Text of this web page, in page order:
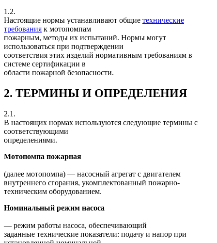
1.2.
Настоящие нормы устанавливают общие технические
требования к мотопомпам
пожарным, методы их испытаний. Нормы могут
использоваться при подтверждении
соответствия этих изделий нормативным требованиям в
системе сертификации в
области пожарной безопасности.
2. ТЕРМИНЫ И ОПРЕДЕЛЕНИЯ
2.1.
В настоящих нормах используются следующие термины с
соответствующими
определениями.
Мотопомпа пожарная
(далее мотопомпа) — насосный агрегат с двигателем
внутреннего сгорания, укомплектованный пожарно-
техническим оборудованием.
Номинальный режим насоса
— режим работы насоса, обеспечивающий
заданные технические показатели: подачу и напор при